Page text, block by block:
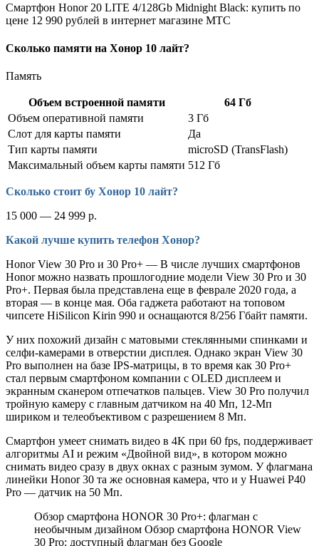
Смартфон Honor 20 LITE 4/128Gb Midnight Black: купить по
цене 12 990 рублей в интернет магазине МТС
Сколько памяти на Хонор 10 лайт?
Память
Объем встроенной памяти
64 Гб
Объем оперативной памяти
3 Гб
Слот для карты памяти
Да
Тип карты памяти
microSD (TransFlash)
Максимальный объем карты памяти 512 Гб
Сколько стоит бу Хонор 10 лайт?
15 000 — 24 999 р.
Какой лучше купить телефон Хонор?
Honor View 30 Pro и 30 Pro+ — В числе лучших смартфонов
Honor можно назвать прошлогодние модели View 30 Pro и 30
Pro+. Первая была представлена еще в феврале 2020 года, а
вторая — в конце мая. Оба гаджета работают на топовом
чипсете HiSilicon Kirin 990 и оснащаются 8/256 Гбайт памяти.
У них похожий дизайн с матовыми стеклянными спинками и
селфи-камерами в отверстии дисплея. Однако экран View 30
Pro выполнен на базе IPS-матрицы, в то время как 30 Pro+
стал первым смартфоном компании с OLED дисплеем и
экранным сканером отпечатков пальцев. View 30 Pro получил
тройную камеру с главным датчиком на 40 Мп, 12-Мп
шириком и телеобъективом с разрешением 8 Мп.
Смартфон умеет снимать видео в 4K при 60 fps, поддерживает
алгоритмы AI и режим «Двойной вид», в котором можно
снимать видео сразу в двух окнах с разным зумом. У флагмана
линейки Honor 30 та же основная камера, что и у Huawei P40
Pro — датчик на 50 Мп.
Обзор смартфона HONOR 30 Pro+: флагман с
необычным дизайном Обзор смартфона HONOR View
30 Pro: доступный флагман без Google